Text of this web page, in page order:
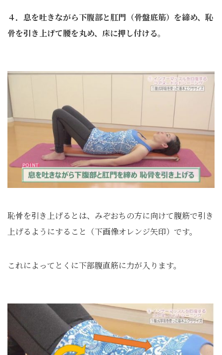
４．息を吐きながら下腹部と肛門（骨盤底筋）を締め、恥
骨を引き上げて腰を丸め、床に押し付ける。
恥骨を引き上げるとは、みぞおちの方に向けて腹筋で引き
上げるようにすること（下画像オレンジ矢印）です。
これによってとくに下部腹直筋に力が入ります。